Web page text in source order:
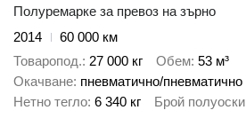
Полуремарке за превоз на зърно
2014
60 000 км
Товаропод. 27 000 кг Обем 53 м³
Окачване пневматично/пневматично
Нетно тегло 6 340 кг Брой полуоски